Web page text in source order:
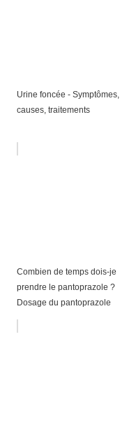
Urine foncée - Symptômes,
causes, traitements
Combien de temps dois-je
prendre le pantoprazole ?
Dosage du pantoprazole